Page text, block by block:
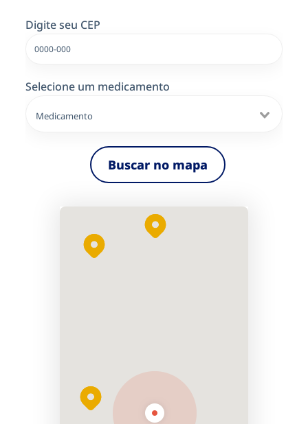
Digite seu CEP
Selecione um medicamento
Buscar no mapa